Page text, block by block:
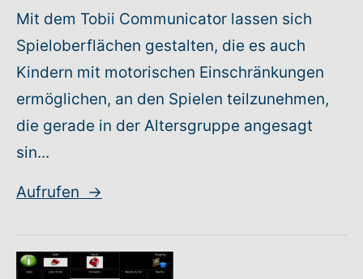
Mit dem Tobii Communicator lassen sich
Spieloberflächen gestalten, die es auch
Kindern mit motorischen Einschränkungen
ermöglichen, an den Spielen teilzunehmen,
die gerade in der Altersgruppe angesagt
sin...
Aufrufen →